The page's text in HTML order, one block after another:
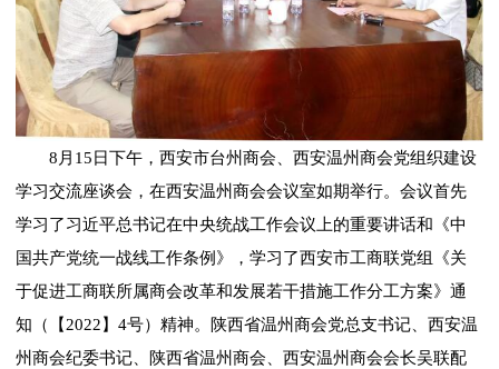
8月15日下午，西安市台州商会、西安温州商会党组织建设
学习交流座谈会，在西安温州商会会议室如期举行。会议首先
学习了习近平总书记在中央统战工作会议上的重要讲话和《中
国共产党统一战线工作条例》，学习了西安市工商联党组《关
于促进工商联所属商会改革和发展若干措施工作分工方案》通
知（【2022】4号）精神。陕西省温州商会党总支书记、西安温
州商会纪委书记、陕西省温州商会、西安温州商会会长吴联配